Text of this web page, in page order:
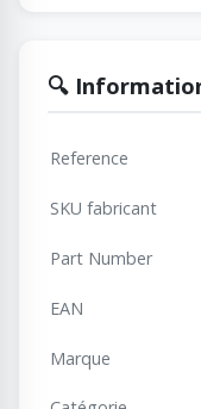
🔍
Reference
SKU fabricant
Part Number
EAN
Marque